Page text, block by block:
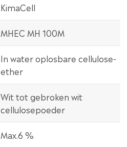
KimaCell
MHEC MH 100M
In water oplosbare cellulose-
ether
Wit tot gebroken wit
cellulosepoeder
Max.6 %